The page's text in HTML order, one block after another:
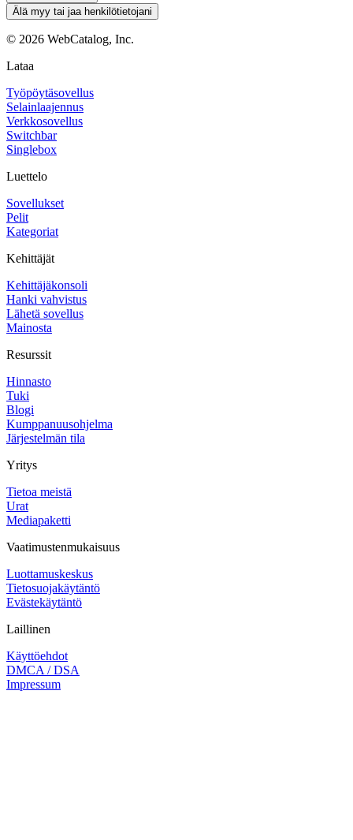
Älä myy tai jaa henkilötietojani
© 2026 WebCatalog, Inc.
Lataa
Työpöytäsovellus
Selainlaajennus
Verkkosovellus
Switchbar
Singlebox
Luettelo
Sovellukset
Pelit
Kategoriat
Kehittäjät
Kehittäjäkonsoli
Hanki vahvistus
Lähetä sovellus
Mainosta
Resurssit
Hinnasto
Tuki
Blogi
Kumppanuusohjelma
Järjestelmän tila
Yritys
Tietoa meistä
Urat
Mediapaketti
Vaatimustenmukaisuus
Luottamuskeskus
Tietosuojakäytäntö
Evästekäytäntö
Laillinen
Käyttöehdot
DMCA / DSA
Impressum